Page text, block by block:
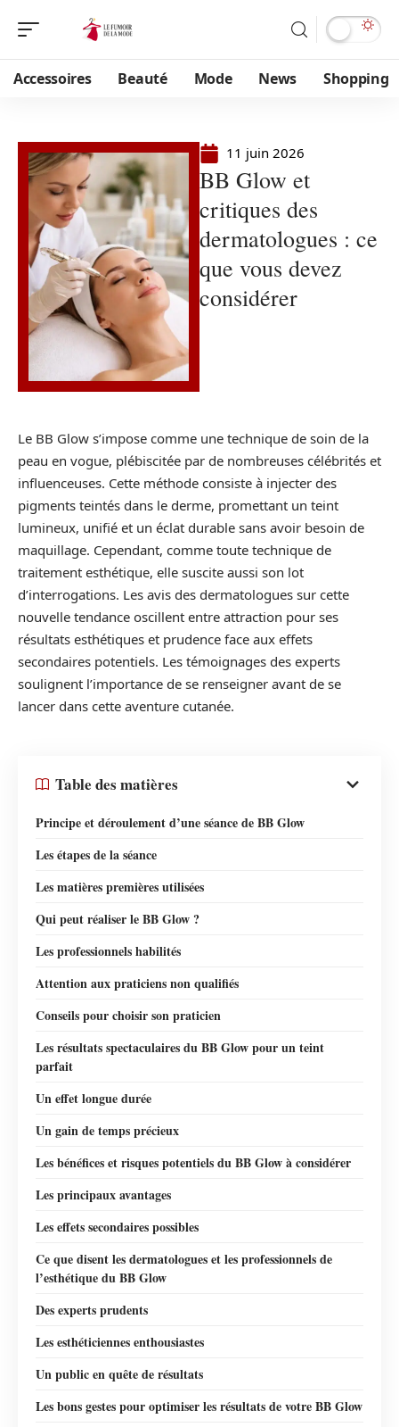
Accessoires Beauté Mode News Shopping
11 juin 2026
BB Glow et
critiques des
dermatologues : ce
que vous devez
considérer
Le BB Glow s’impose comme une technique de soin de la
peau en vogue, plébiscitée par de nombreuses célébrités et
influenceuses. Cette méthode consiste à injecter des
pigments teintés dans le derme, promettant un teint
lumineux, unifié et un éclat durable sans avoir besoin de
maquillage. Cependant, comme toute technique de
traitement esthétique, elle suscite aussi son lot
d’interrogations. Les avis des dermatologues sur cette
nouvelle tendance oscillent entre attraction pour ses
résultats esthétiques et prudence face aux effets
secondaires potentiels. Les témoignages des experts
soulignent l’importance de se renseigner avant de se
lancer dans cette aventure cutanée.
Table des matières
Principe et déroulement d’une séance de BB Glow
Les étapes de la séance
Les matières premières utilisées
Qui peut réaliser le BB Glow ?
Les professionnels habilités
Attention aux praticiens non qualifiés
Conseils pour choisir son praticien
Les résultats spectaculaires du BB Glow pour un teint
parfait
Un effet longue durée
Un gain de temps précieux
Les bénéfices et risques potentiels du BB Glow à considérer
Les principaux avantages
Les effets secondaires possibles
Ce que disent les dermatologues et les professionnels de
l’esthétique du BB Glow
Des experts prudents
Les esthéticiennes enthousiastes
Un public en quête de résultats
Les bons gestes pour optimiser les résultats de votre BB Glow